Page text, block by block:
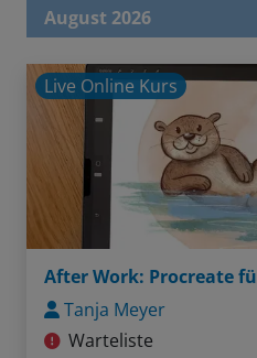
August 2026
Live Online Kurs
After Work: Procreate
Tanja Meyer
Warteliste